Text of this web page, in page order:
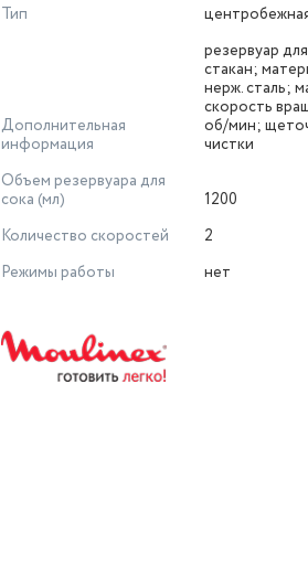
Тип
Дополнительная
информация
резервуар
стакан;
нерж. сталь;
скорость
об/мин;
чистки
Объем резервуара для
сока (мл)
1200
Количество скоростей
2
Режимы работы
нет